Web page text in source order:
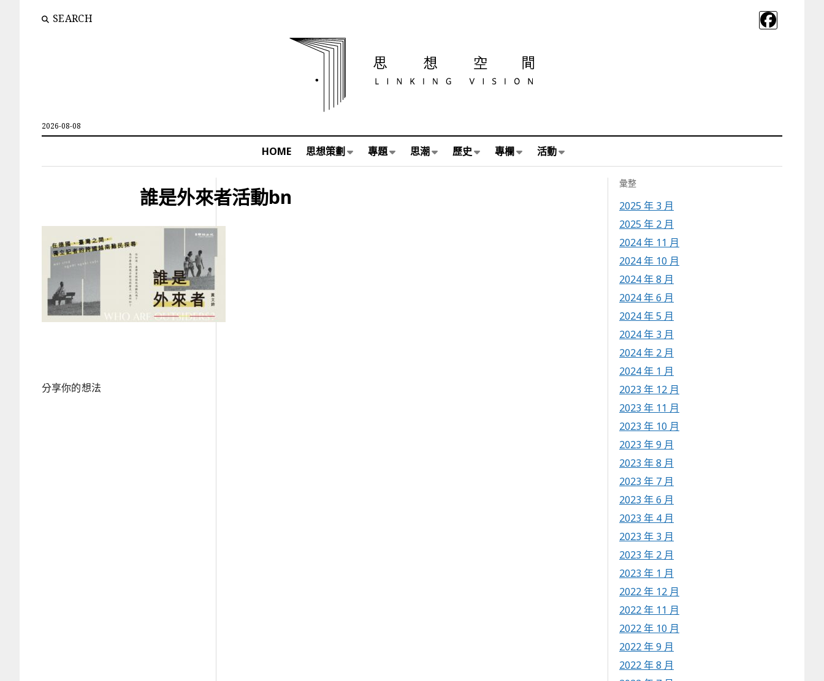
SEARCH
2026-08-08
HOME 思想策劃 專題 思潮 歷史 專欄 活動
誰是外來者活動bn
分享你的想法
彙整
2025 年 3 月
2025 年 2 月
2024 年 11 月
2024 年 10 月
2024 年 8 月
2024 年 6 月
2024 年 5 月
2024 年 3 月
2024 年 2 月
2024 年 1 月
2023 年 12 月
2023 年 11 月
2023 年 10 月
2023 年 9 月
2023 年 8 月
2023 年 7 月
2023 年 6 月
2023 年 4 月
2023 年 3 月
2023 年 2 月
2023 年 1 月
2022 年 12 月
2022 年 11 月
2022 年 10 月
2022 年 9 月
2022 年 8 月